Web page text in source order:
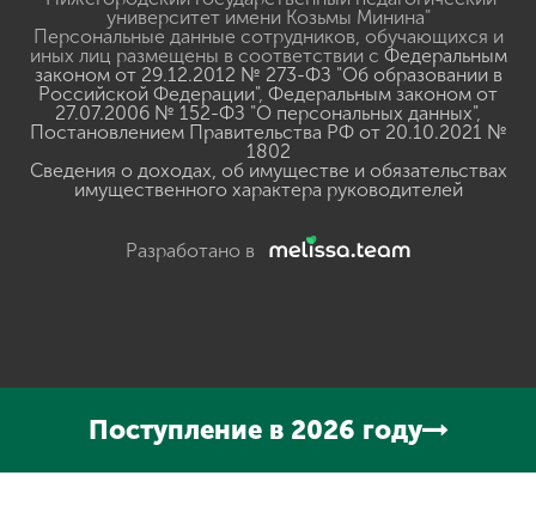
университет имени Козьмы Минина"
Персональные данные сотрудников, обучающихся и
иных лиц размещены в соответствии с Федеральным
законом от 29.12.2012 № 273-ФЗ "Об образовании в
Российской Федерации", Федеральным законом от
27.07.2006 № 152-ФЗ "О персональных данных",
Постановлением Правительства РФ от 20.10.2021 №
1802
Сведения о доходах, об имуществе и обязательствах
имущественного характера руководителей
Разработано в
Поступление в 2026 году
Нажмите, чтобы прослушать выделенный текст
Powered
GSpeech